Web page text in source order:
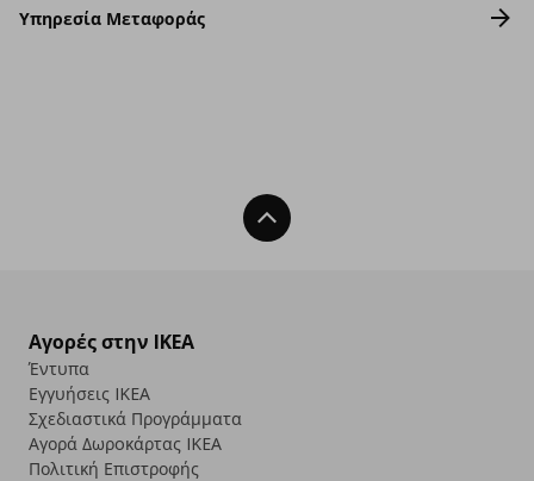
Υπηρεσία Μεταφοράς
Back To Top
Αγορές στην IKEA
Έντυπα
Εγγυήσεις IKEA
Σχεδιαστικά Προγράμματα
Αγορά Δωρoκάρτας IKEA
Πολιτική Επιστροφής